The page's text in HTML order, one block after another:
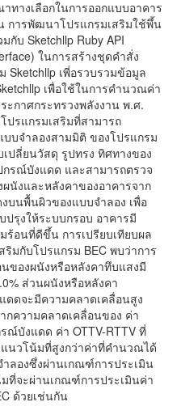
ทางเลือกในการออกแบบอาคาร
การพัฒนาโปรแกรมเสริมใช้พึ้น
กับ Sketchllp Ruby API
ในการสร้างชุดคำสั่ง
Sketchllp เพี่อรวบรวมข้อมูล
เพื่อใช้ในการคำนวณค่า
ะกาศกระทรวงพลังงาน พ.ศ.
ปรแกรมเสริมที่สามารถ
บจำลองสามมิติ ของโปรแกรม
ปลี่ยนวัสดุ รูปทรง ทิศทางของ
รณ์บังแดด และสามารถตรวจ
นังและหลังคาของอาคารจาก
บนพื้นผิวของแบบจำลอง เพื่อ
รุงให้ระบบกรอบ อาคารมี
อนที่ดีขึ้น การเปรียบเทียบผล
มกับโปรแกรม BEC พบว่าการ
ของผนังหรือหลังคาทึบแสงมี
ส่วนผนังหรือหลังคา
ดจะมีความคลาดเคลื่อนสูง
กความคลาดเคลื่อนของ ค่า
ณ์บังแดด ค่า OTTV-RTTV ที่
นวโน้มที่สูงกว่าค่าที่คำนวณได้
ลองซึ่งผ่านเกณฑ์การประเมิน
ที่จะผ่านเกณฑ์การประเมินค่า
ด้วยเช่นกัน